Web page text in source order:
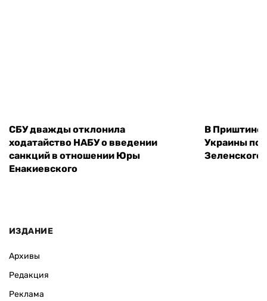
СБУ дважды отклонила
ходатайство НАБУ о введении
санкций в отношении Юры
Енакиевского
В Приштине
Украины
Зеленского
ИЗДАНИЕ
Архивы
Редакция
Реклама